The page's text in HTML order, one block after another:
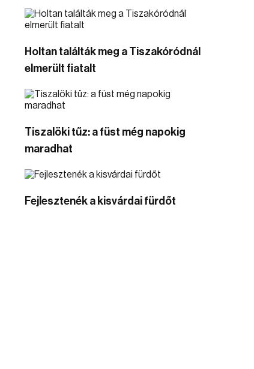
Holtan találták meg a Tiszakóródnál
elmerült fiatalt
Tiszalöki tűz: a füst még napokig
maradhat
Fejlesztenék a kisvárdai fürdőt